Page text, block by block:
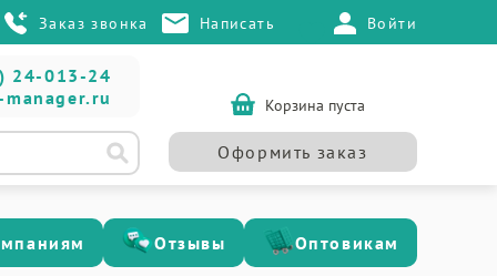
Заказ звонка Написать Войти
24-013-24
Корзина пуста
Оформить заказ
Отзывы Оптовикам